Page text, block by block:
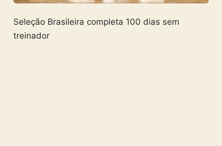
Seleção Brasileira completa 100 dias sem
treinador